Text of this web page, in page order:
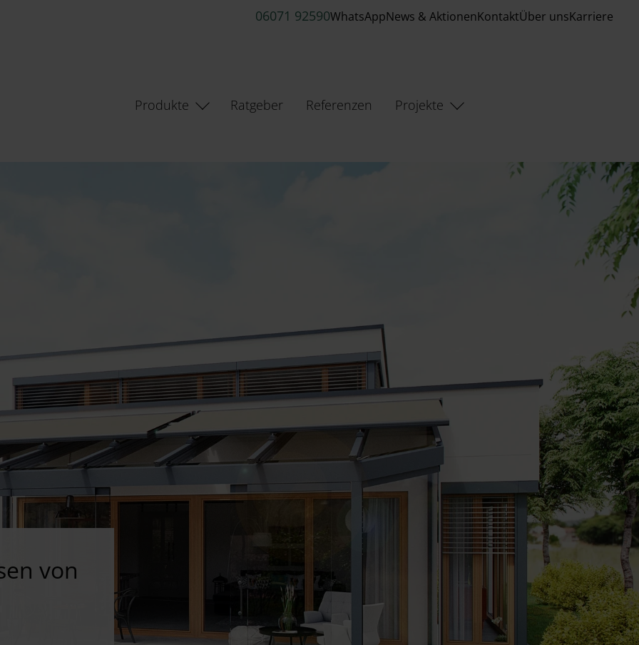
06071 92590WhatsAppNews & AktionenKontaktÜber unsKarriere
Produkte
Ratgeber Referenzen Projekte
von